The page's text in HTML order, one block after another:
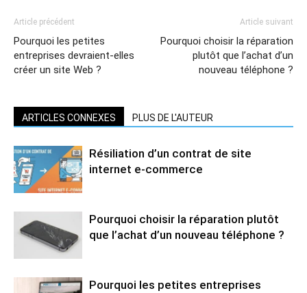
Article précédent
Pourquoi les petites
entreprises devraient-elles
créer un site Web ?
Article suivant
Pourquoi choisir la réparation
plutôt que l’achat d’un
nouveau téléphone ?
ARTICLES CONNEXES PLUS DE L'AUTEUR
Résiliation d’un contrat de site
internet e-commerce
Pourquoi choisir la réparation plutôt
que l’achat d’un nouveau téléphone ?
Pourquoi les petites entreprises